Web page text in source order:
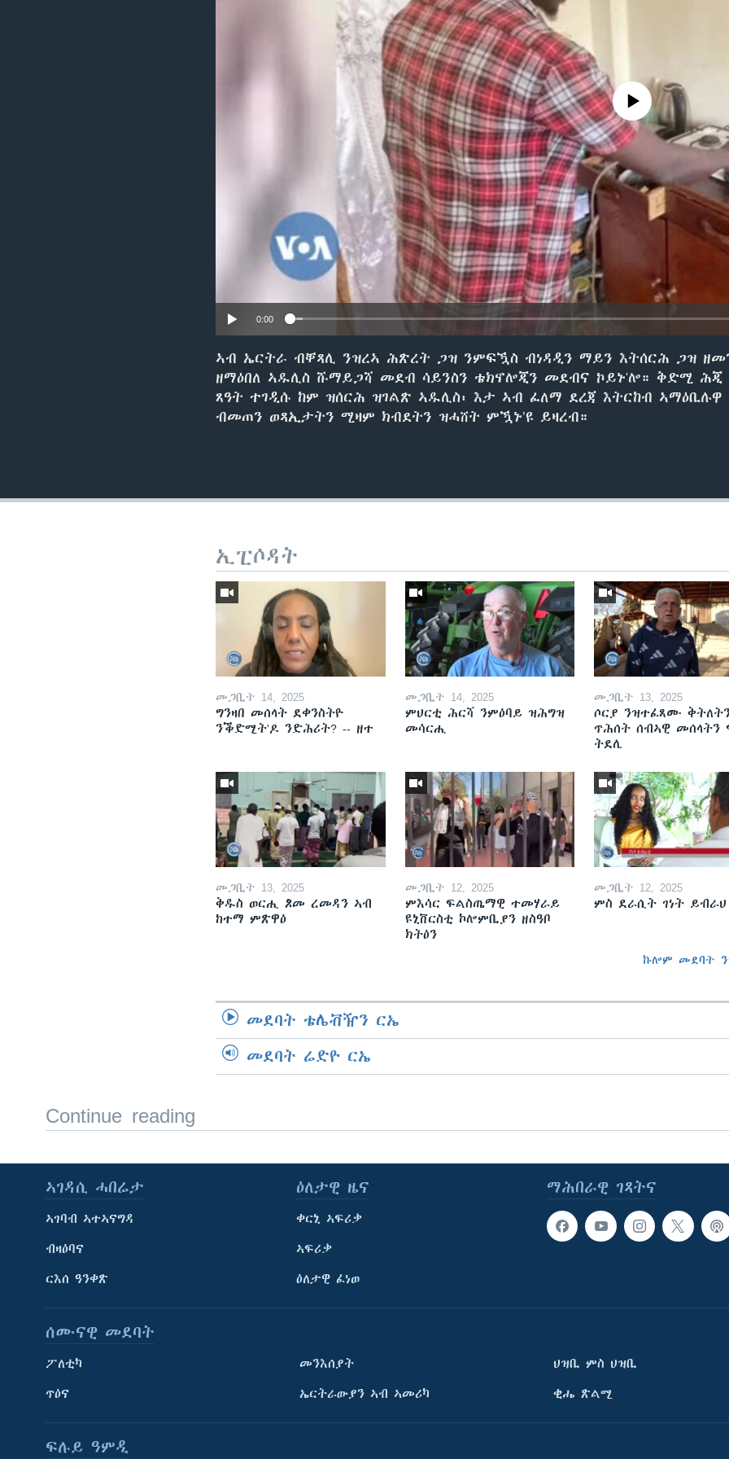
No media source currently
0:00
ኣብ ኤርትራ ብቐጻሊ ንዝረኣ ሕጽረት ጋዝ ንምፍዃስ ብነዳዲን ማይን እትሰርሕ ጋዝ
ዘማዕበለ ኣዱሊስ ሹማይጋሻ መደብ ሳይንስን ቴክኖሎጂን መደብና ኮይኑ'ሎ። ቅድሚ ሕጂ
ጸዓት ተገዲሱ ከም ዝሰርሕ ዝገልጽ ኣዱሊስ፡ እታ ኣብ ፈለማ ደረጃ እትርከብ
ብመጠን ወጻኢታትን ሚዛም ክብደትን ዝሓሸት ምዃኑ’ዩ ይዛረብ።
ኢፒሶዳት
መጋቢት 14, 2025
ግንዛበ መሰላት ደቀንስትዮ
ንቕድሚት'ዶ ንድሕሪት? -- ዘተ
መጋቢት 14, 2025
ምህርቲ ሕርሻ ንምዕባይ ዝሕግዝ
መሳርሒ
መጋቢት 13, 2025
ሶርያ ንዝተፈጸሙ
ጥሕሰት ሰብኣዊ መሰላትን
ትደሊ
መጋቢት 13, 2025
ቅዱስ ወርሒ ጾመ ረመዳን ኣብ
ከተማ ምጽዋዕ
መጋቢት 12, 2025
ምእሳር ፍልስጤማዊ ተመሃራይ
ዩኒቨርስቲ ኮሎምቢያን ዘስዓቦ
ክትዕን
መጋቢት 12, 2025
ምስ ደራሲት ገነት ይብራህ
ኩሎም መደባት
መደባት ቴሌቭዥን ርኤ
መደባት ሬድዮ ርኤ
Continue reading
ማሕበራዊ ገጻትና
ኣገዳሲ ሓበሬታ
ኣገባብ ኣተኣናግዳ
ብዛዕባና
ርእሰ ዓንቀጽ
ዕለታዊ ዜና
ቀርኒ ኣፍሪቃ
ኣፍሪቃ
ዕለታዊ ፈነወ
ሰሙናዊ መደባት
ፖለቲካ
ጥዕና
መንእሰያት
ኤርትራውያን ኣብ ኣመሪካ
ህዝቢ ምስ ህዝቢ
ቂሔ ጽልሚ
ፍሉይ ዓምዲ